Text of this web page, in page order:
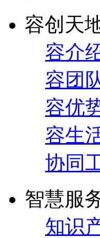
容创天
容介
容团
容优
容生
协同
智慧服
知识